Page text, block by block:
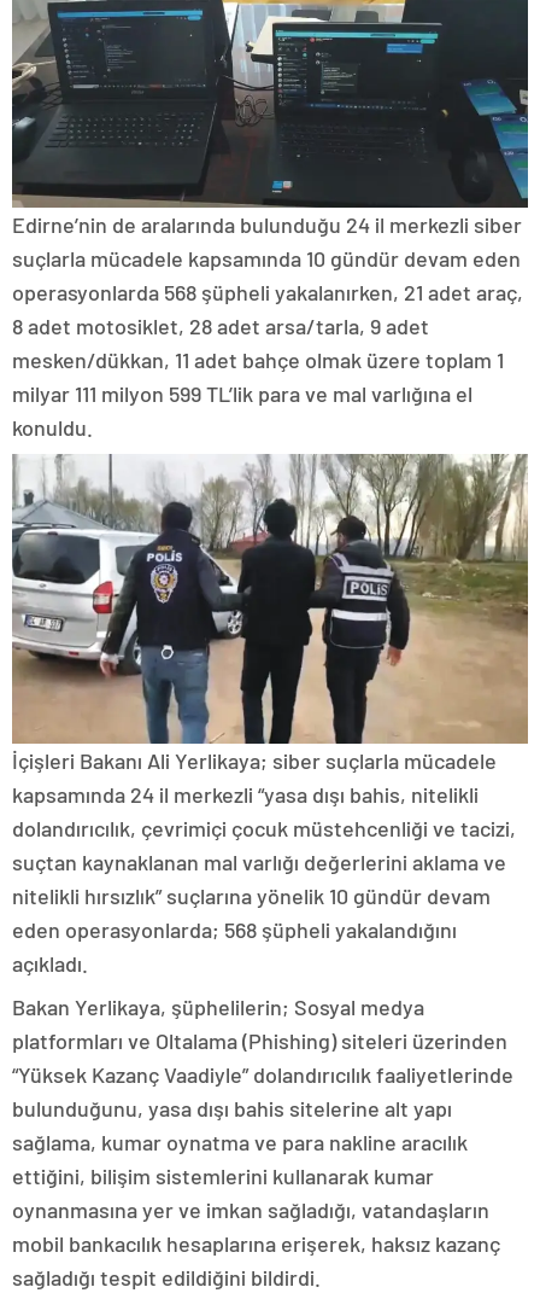
Edirne’nin de aralarında bulunduğu 24 il merkezli siber
suçlarla mücadele kapsamında 10 gündür devam eden
operasyonlarda 568 şüpheli yakalanırken, 21 adet araç,
8 adet motosiklet, 28 adet arsa/tarla, 9 adet
mesken/dükkan, 11 adet bahçe olmak üzere toplam 1
milyar 111 milyon 599 TL’lik para ve mal varlığına el
konuldu.
İçişleri Bakanı Ali Yerlikaya; siber suçlarla mücadele
kapsamında 24 il merkezli “yasa dışı bahis, nitelikli
dolandırıcılık, çevrimiçi çocuk müstehcenliği ve tacizi,
suçtan kaynaklanan mal varlığı değerlerini aklama ve
nitelikli hırsızlık” suçlarına yönelik 10 gündür devam
eden operasyonlarda; 568 şüpheli yakalandığını
açıkladı.
Bakan Yerlikaya, şüphelilerin; Sosyal medya
platformları ve Oltalama (Phishing) siteleri üzerinden
“Yüksek Kazanç Vaadiyle” dolandırıcılık faaliyetlerinde
bulunduğunu, yasa dışı bahis sitelerine alt yapı
sağlama, kumar oynatma ve para nakline aracılık
ettiğini, bilişim sistemlerini kullanarak kumar
oynanmasına yer ve imkan sağladığı, vatandaşların
mobil bankacılık hesaplarına erişerek, haksız kazanç
sağladığı tespit edildiğini bildirdi.